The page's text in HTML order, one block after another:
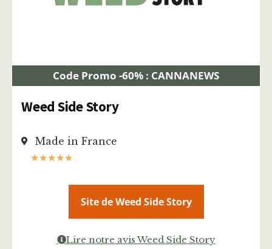
Code Promo -60% : CANNANEWS
Weed Side Story
Made in France
★★★★★
Site de Weed Side Story
Lire notre avis Weed Side Story